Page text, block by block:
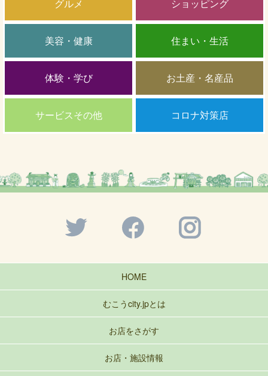
グルメ ショッピング
美容・健康 住まい・生活
体験・学び お土産・名産品
サービスその他 コロナ対策店
HOME
むこうcity.jpとは
お店をさがす
お店・施設情報